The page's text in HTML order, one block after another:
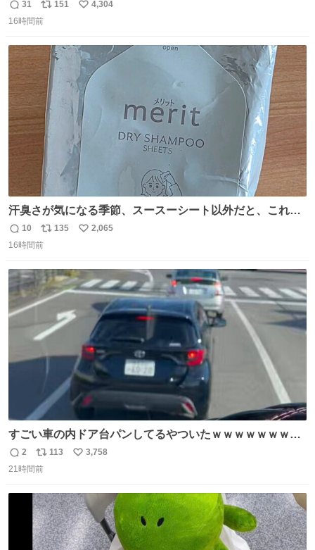
スケールの開発がいいんだよ。
返
信
31
リ
ポ
ト
数
151
い
数
4,304
16時間前
汗臭さが気になる季節、スースーシート以外だと、これが
とにかくスッキリする。2年くらい前に #生活は踊る で紹
介したやつ。おじさんにもおばさんにもオススメだ。ドラ
汗拭きシートみたいなもの。耳裏襟足首筋がんがん拭いて
汗臭不安を解消。
返
信
10
リ
ポ
ト
数
135
い
数
2,065
16時間前
すごい車の内ドア台パンしてるやついたｗｗｗｗｗｗｗｗ
ｗｗｗｗｗｗ
返
信
2
リ
ポ
ト
数
113
い
数
3,758
21時間前